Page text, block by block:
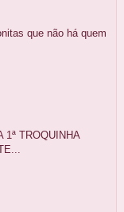
que não há quem
1ª TROQUINHA